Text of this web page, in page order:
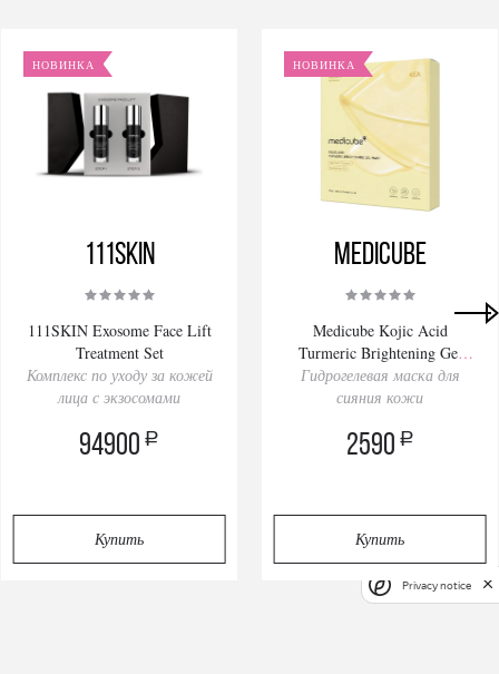
НОВИНКА
111SKIN
111SKIN Exosome Face Lift
Treatment Set
Комплекс по уходу за кожей
лица с экзосомами
94900 a
Купить
НОВИНКА
Medicube
Medicube Kojic Acid
Turmeric Brightening Gel
Mask 28gх4pcs
Гидрогелевая маска для
сияния кожи
2590 a
Купить
Privacy notice